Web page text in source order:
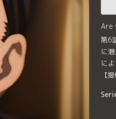
Are
第6
に
に
【